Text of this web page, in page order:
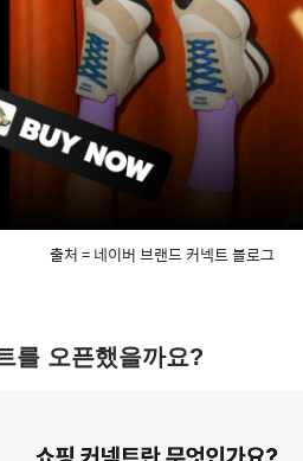
출처 = 네이버 브랜드 커넥트 블로그
를 오픈했을까요?